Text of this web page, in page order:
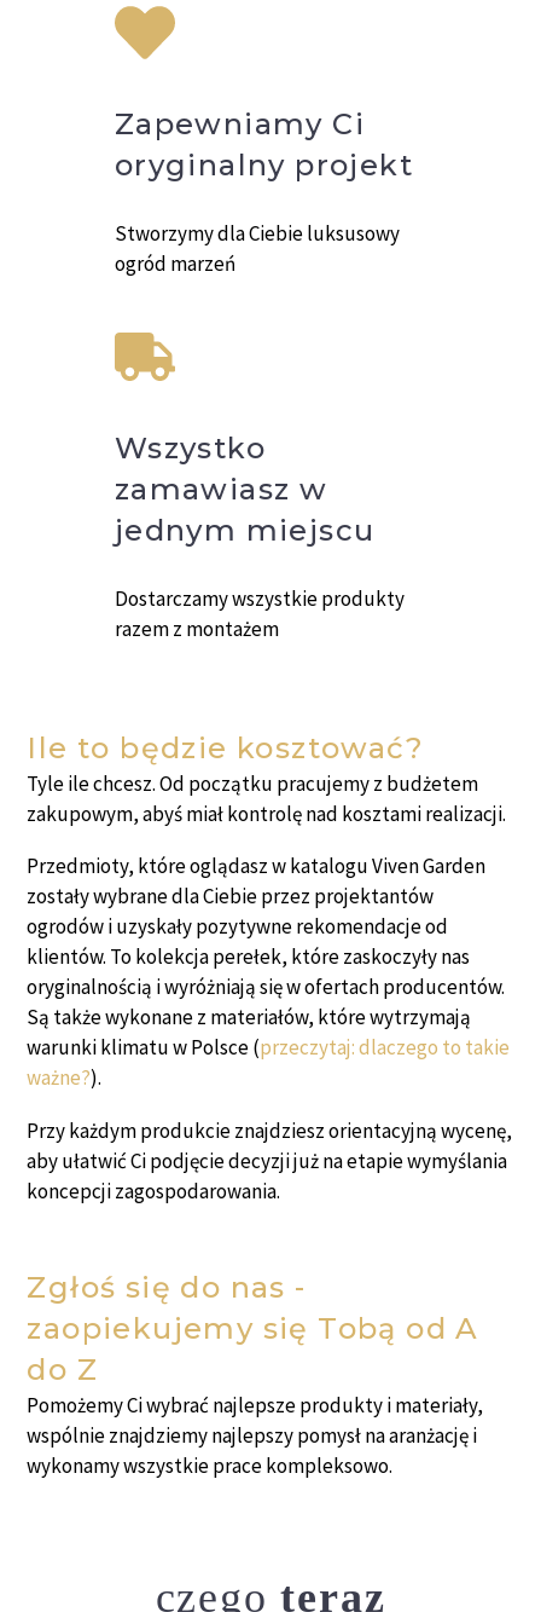
Zapewniamy Ci
oryginalny projekt
Stworzymy dla Ciebie luksusowy
ogród marzeń
Wszystko
zamawiasz w
jednym miejscu
Dostarczamy wszystkie produkty
razem z montażem
Ile to będzie kosztować?
Tyle ile chcesz. Od początku pracujemy z budżetem
zakupowym, abyś miał kontrolę nad kosztami realizacji.
Przedmioty, które oglądasz w katalogu Viven Garden
zostały wybrane dla Ciebie przez projektantów
ogrodów i uzyskały pozytywne rekomendacje od
klientów. To kolekcja perełek, które zaskoczyły nas
oryginalnością i wyróżniają się w ofertach producentów.
Są także wykonane z materiałów, które wytrzymają
warunki klimatu w Polsce (przeczytaj: dlaczego to takie
ważne?).
Przy każdym produkcie znajdziesz orientacyjną wycenę,
aby ułatwić Ci podjęcie decyzji już na etapie wymyślania
koncepcji zagospodarowania.
Zgłoś się do nas -
zaopiekujemy się Tobą od A
do Z
Pomożemy Ci wybrać najlepsze produkty i materiały,
wspólnie znajdziemy najlepszy pomysł na aranżację i
wykonamy wszystkie prace kompleksowo.
czegoteraz